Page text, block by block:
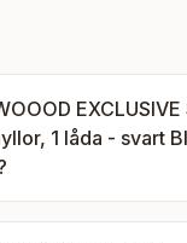
1 låda - svart